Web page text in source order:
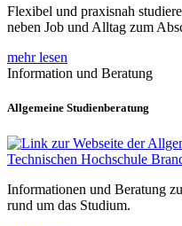
Flexibel und praxisnah
neben Job und Alltag zum
mehr lesen
Information und Beratung
Allgemeine Studienberatung
Informationen und Beratung
rund um das Studium.